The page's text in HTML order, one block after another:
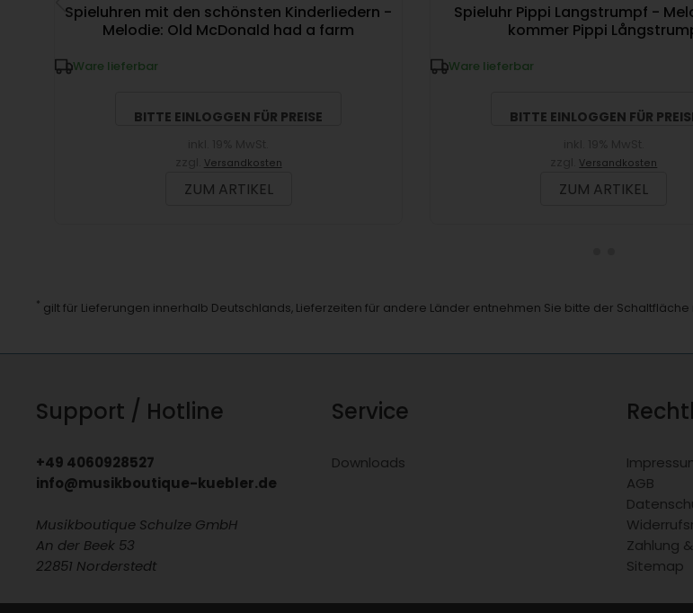
Spieluhren mit den schönsten Kinderliedern -
Melodie: Old McDonald had a farm
Ware lieferbar
BITTE EINLOGGEN FÜR PREISE
Versandkosten
ZUM ARTIKEL
Spieluhr Pippi Langstrumpf -
kommer Pippi
Ware lieferbar
BITTE EINLOGGEN FÜR
Versandkosten
ZUM ARTIKEL
* gilt für Lieferungen innerhalb Deutschlands, Lieferzeiten für andere Länder entnehmen Sie bitte der Schaltfläche
Support / Hotline
+49 4060928527
info@musikboutique-kuebler.de
Musikboutique Schulze GmbH
An der Beek 53
22851 Norderstedt
Service
Downloads
AGB
Zahlung
Sitemap